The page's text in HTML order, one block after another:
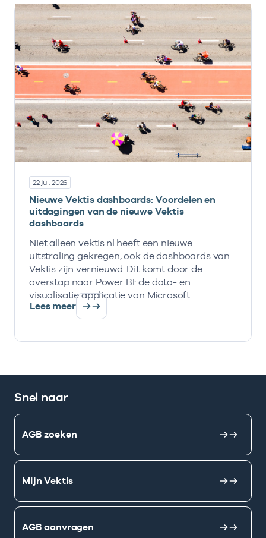
22 jul. 2026
Nieuwe Vektis dashboards: Voordelen en
uitdagingen van de nieuwe Vektis
dashboards
Niet alleen vektis.nl heeft een nieuwe
uitstraling gekregen, ook de dashboards van
Vektis zijn vernieuwd. Dit komt door de
overstap naar Power BI: de data- en
visualisatie applicatie van Microsoft.
Lees meer
Snel naar
AGB zoeken
Mijn Vektis
AGB aanvragen